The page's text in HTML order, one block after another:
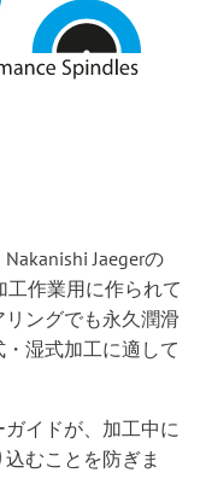
Jaegerの
工作業用に作られて
ングでも永久潤滑
湿式加工に適して
イドが、加工中に
むことを防ぎま